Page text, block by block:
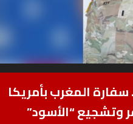
المغرب بأمريكا
“الأسود”